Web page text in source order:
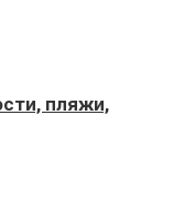
пляжи,